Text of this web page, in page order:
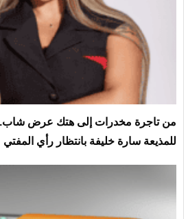
من تاجرة مخدرات إلى هتك عرض شاب..
للمذيعة سارة خليفة بانتظار رأي المفتي